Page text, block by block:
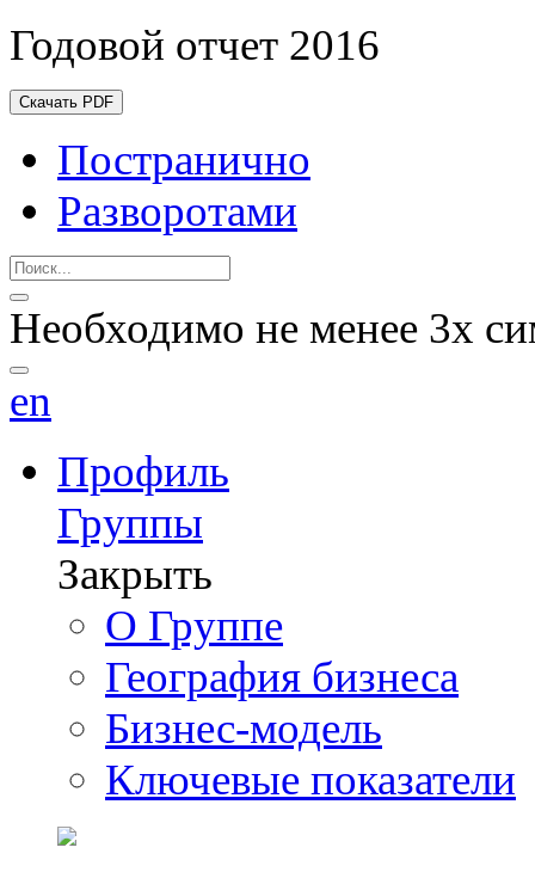
Годовой отчет 2016
Скачать PDF
Постранично
Разворотами
Необходимо не менее 3х
en
Профиль
Группы
Закрыть
О Группе
География бизнеса
Бизнес-модель
Ключевые показатели